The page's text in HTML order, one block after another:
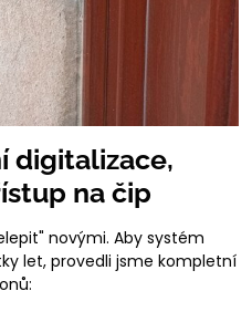
digitalizace,
na čip
novými. Aby systém
let, provedli jsme kompletní